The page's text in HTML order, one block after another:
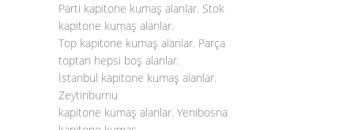
Parti kapitone kumaş alanlar. Stok
kapitone kumaş alanlar.
Top kapitone kumaş alanlar. Parça
toptan hepsi boş alanlar.
İstanbul kapitone kumaş alanlar.
Zeytinburnu
kapitone kumaş alanlar. Yenibosna